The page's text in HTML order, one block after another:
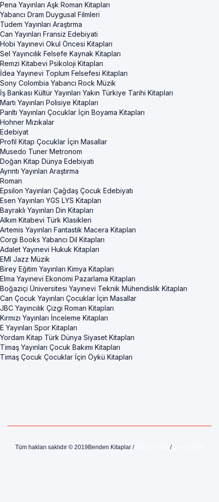
Pena Yayınları Aşk Roman Kitapları
Yabancı Dram Duygusal Filmleri
Tudem Yayınları Araştırma
Can Yayınları Fransiz Edebiyati
Hobi Yayınevi Okul Öncesi Kitapları
Sel Yayıncılık Felsefe Kaynak Kitapları
Remzi Kitabevi Psikoloji Kitapları
İdea Yayınevi Toplum Felsefesi Kitapları
Sony Colombia Yabancı Rock Müzik
İş Bankası Kültür Yayınları Yakın Türkiye Tarihi Kitapları
Martı Yayınları Polisiye Kitapları
Parıltı Yayınları Çocuklar İçin Boyama Kitapları
Hohner Mızıkalar
Edebiyat
Profil Kitap Çocuklar İçin Masallar
Musedo Tuner Metronom
Doğan Kitap Dünya Edebiyati
Ayrıntı Yayınları Araştırma
Roman
Epsilon Yayınları Çağdaş Çocuk Edebiyatı
Esen Yayınları YGS LYS Kitapları
Bayraklı Yayınları Din Kitapları
Alkım Kitabevi Türk Klasikleri
Artemis Yayınları Fantastik Macera Kitapları
Corgi Books Yabancı Dil Kitapları
Adalet Yayınevi Hukuk Kitapları
EMI Jazz Müzik
Birey Eğitim Yayınları Kimya Kitapları
Elma Yayınevi Ekonomi Pazarlama Kitapları
Boğaziçi Üniversitesi Yayınevi Teknik Mühendislik Kitapları
Can Çocuk Yayınları Çocuklar İçin Masallar
JBC Yayıncılık Çizgi Roman Kitapları
Kırmızı Yayınları İnceleme Kitapları
E Yayınları Spor Kitapları
Yordam Kitap Türk Dünya Siyaset Kitapları
Timaş Yayınları Çocuk Bakımı Kitapları
Timaş Çocuk Çocuklar İçin Öykü Kitapları
Tüm hakları saklıdır © 2019Benden Kitaplar / /